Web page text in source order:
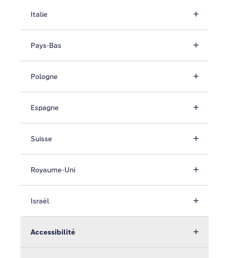
Italie
Pays-Bas
Pologne
Espagne
Suisse
Royaume-Uni
Israël
Accessibilité